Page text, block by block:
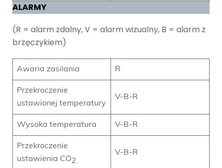
ALARMY
(R = alarm zdalny, V = alarm wizualny, B = alarm z
brzęczykiem)
Awaria zasilania R
Przekroczenie
ustawionej temperatury
V-B-R
Wysoka temperatura V-B-R
Przekroczenie
ustawienia CO2
V-B-R